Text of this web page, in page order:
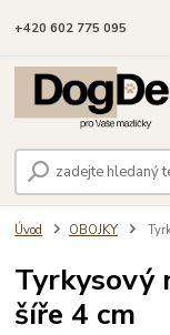
+420 602 775 095
Úvod OBOJKY
Tyrkysový
šíře 4 cm